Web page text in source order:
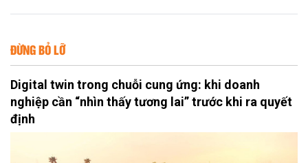
ĐỪNG BỎ LỠ
Digital twin trong chuỗi cung ứng: khi doanh
nghiệp cần “nhìn thấy tương lai” trước khi ra quyết
định